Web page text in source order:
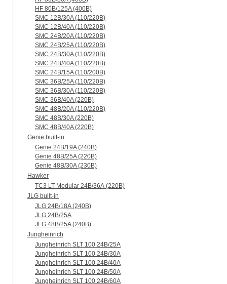
HF 80B/125A (400B)
SMC 12B/30A (110/220B)
SMC 12B/40A (110/220B)
SMC 24B/20A (110/220B)
SMC 24B/25A (110/220B)
SMC 24B/30A (110/220B)
SMC 24B/40A (110/220B)
SMC 24B/15A (110/200B)
SMC 36B/25A (110/220B)
SMC 36B/30A (110/220B)
SMC 36B/40A (220B)
SMC 48B/20A (110/220B)
SMC 48B/30A (220B)
SMC 48B/40A (220B)
Genie built-in
Genie 24B/19A (240B)
Genie 48B/25A (220B)
Genie 48B/30A (230B)
Hawker
TC3 LT Modular 24В/36А (220B)
JLG built-in
JLG 24B/18A (240B)
JLG 24B/25A
JLG 48B/25A (240B)
Jungheinrich
Jungheinrich SLT 100 24B/25A
Jungheinrich SLT 100 24B/30A
Jungheinrich SLT 100 24B/40A
Jungheinrich SLT 100 24B/50A
Jungheinrich SLT 100 24B/60A